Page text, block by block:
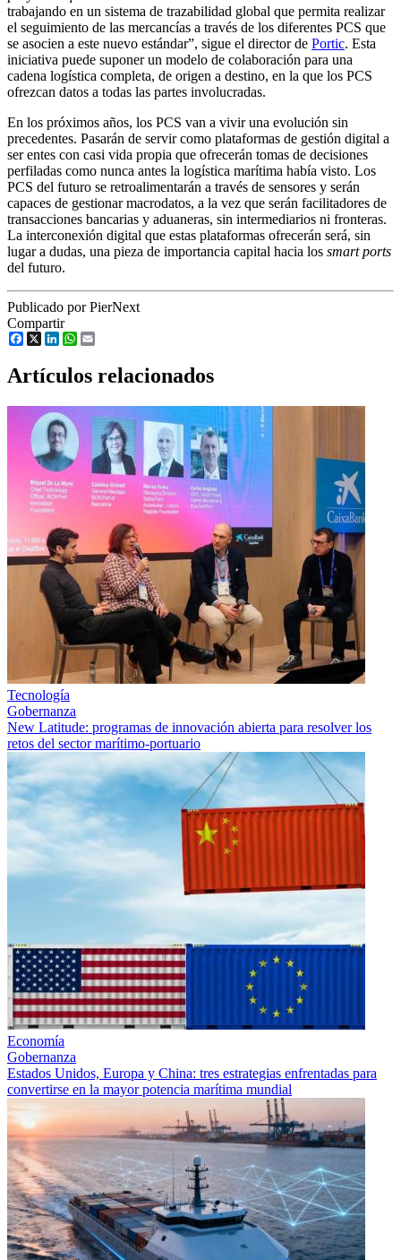
trabajando en un sistema de trazabilidad global que permita realizar
el seguimiento de las mercancías a través de los diferentes PCS que
se asocien a este nuevo estándar”, sigue el director de Portic. Esta
iniciativa puede suponer un modelo de colaboración para una
cadena logística completa, de origen a destino, en la que los PCS
ofrezcan datos a todas las partes involucradas.
En los próximos años, los PCS van a vivir una evolución sin
precedentes. Pasarán de servir como plataformas de gestión digital a
ser entes con casi vida propia que ofrecerán tomas de decisiones
perfiladas como nunca antes la logística marítima había visto. Los
PCS del futuro se retroalimentarán a través de sensores y serán
capaces de gestionar macrodatos, a la vez que serán facilitadores de
transacciones bancarias y aduaneras, sin intermediarios ni fronteras.
La interconexión digital que estas plataformas ofrecerán será, sin
lugar a dudas, una pieza de importancia capital hacia los smart ports
del futuro.
Publicado por PierNext
Compartir
Facebook
X LinkedInWhatsApp
Artículos relacionados
Tecnología
Gobernanza
New Latitude: programas de innovación abierta para resolver los
retos del sector marítimo-portuario
Economía
Gobernanza
Estados Unidos, Europa y China: tres estrategias enfrentadas para
convertirse en la mayor potencia marítima mundial